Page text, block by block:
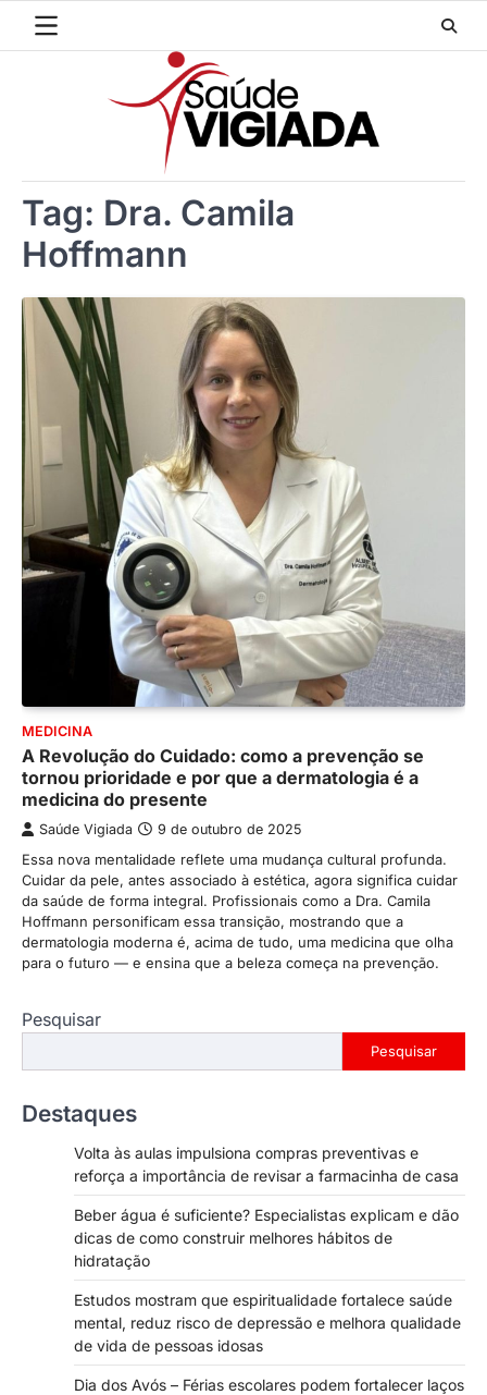
Tag: Dra. Camila
Hoffmann
MEDICINA
A Revolução do Cuidado: como a prevenção se
tornou prioridade e por que a dermatologia é a
medicina do presente
Saúde Vigiada 9 de outubro de 2025
Essa nova mentalidade reflete uma mudança cultural profunda.
Cuidar da pele, antes associado à estética, agora significa cuidar
da saúde de forma integral. Profissionais como a Dra. Camila
Hoffmann personificam essa transição, mostrando que a
dermatologia moderna é, acima de tudo, uma medicina que olha
para o futuro — e ensina que a beleza começa na prevenção.
Pesquisar
Pesquisar
Destaques
Volta às aulas impulsiona compras preventivas e
reforça a importância de revisar a farmacinha de casa
Beber água é suficiente? Especialistas explicam e dão
dicas de como construir melhores hábitos de
hidratação
Estudos mostram que espiritualidade fortalece saúde
mental, reduz risco de depressão e melhora qualidade
de vida de pessoas idosas
Dia dos Avós – Férias escolares podem fortalecer laços